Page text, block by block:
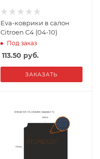
Eva-коврики в салон
Citroen C4 (04-10)
Под заказ
113.50 руб.
ЗАКАЗАТЬ